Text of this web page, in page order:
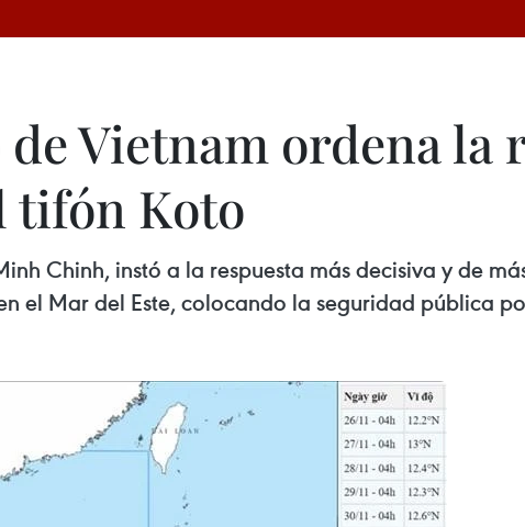
Vietnam ordena la
tifón Koto
Chinh, instó a la respuesta más decisiva y de
el Mar del Este, colocando la seguridad pública